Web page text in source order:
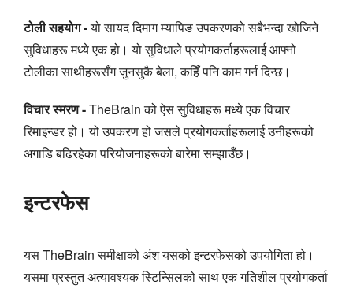
टोली सहयोग -यो सायद दिमाग म्यापिङ उपकरणको सबैभन्दा खोजिने
सुविधाहरू मध्ये एक हो। यो सुविधाले प्रयोगकर्ताहरूलाई आफ्नो
टोलीका साथीहरूसँग जुनसुकै बेला, कहिँ पनि काम गर्न दिन्छ।
विचार स्मरण -TheBrain को ऐस सुविधाहरू मध्ये एक विचार
रिमाइन्डर हो। यो उपकरण हो जसले प्रयोगकर्ताहरूलाई उनीहरूको
अगाडि बढिरहेका परियोजनाहरूको बारेमा सम्झाउँछ।
इन्टरफेस
यस TheBrain समीक्षाको अंश यसको इन्टरफेसको उपयोगिता हो।
यसमा प्रस्तुत अत्यावश्यक स्टिन्सिलको साथ एक गतिशील प्रयोगकर्ता